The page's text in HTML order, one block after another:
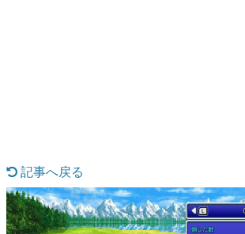
特集記事
マンガ
記事へ戻る